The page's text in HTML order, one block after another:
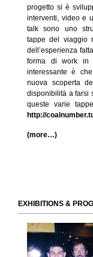
progetto si è
interventi, video e
talk sono uno
tappe del viaggio
dell’esperienza
forma di work in
interessante è
nuova scoperta
disponibilità a farsi
queste varie
http://
(more…)
EXHIBITIONS &